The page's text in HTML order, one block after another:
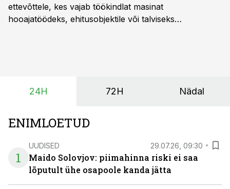
ettevõttele, kes vajab töökindlat masinat
hooajatöödeks, ehitusobjektile või talviseks
on suurim ning iga töötund on oluline.
24H 72H Nädal
ENIMLOETUD
1
UUDISED 29.07.26, 09:30
Maido Solovjov: piimahinna riski ei saa
lõputult ühe osapoole kanda jätta